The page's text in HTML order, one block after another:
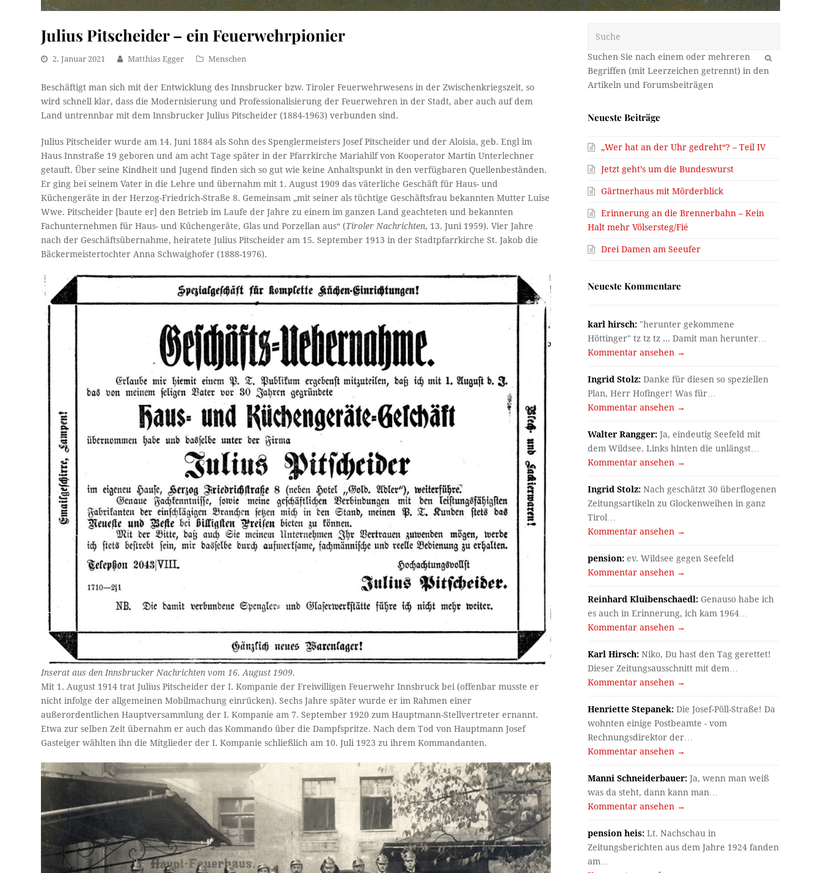
Julius Pitscheider – ein Feuerwehrpionier
2. Januar 2021 Matthias Egger Menschen
Beschäftigt man sich mit der Entwicklung des Innsbrucker bzw. Tiroler Feuerwehrwesens in der Zwischenkriegszeit, so
wird schnell klar, dass die Modernisierung und Professionalisierung der Feuerwehren in der Stadt, aber auch auf dem
Land untrennbar mit dem Innsbrucker Julius Pitscheider (1884-1963) verbunden sind.
Julius Pitscheider wurde am 14. Juni 1884 als Sohn des Spenglermeisters Josef Pitscheider und der Aloisia, geb. Engl im
Haus Innstraße 19 geboren und am acht Tage später in der Pfarrkirche Mariahilf von Ko­ope­ra­tor Martin Unterlechner
getauft. Über seine Kindheit und Jugend finden sich so gut wie keine Anhaltspunkt in den verfügbaren Quellenbeständen.
Er ging bei seinem Vater in die Lehre und übernahm mit 1. August 1909 das väterliche Geschäft für Haus- und
Küchengeräte in der Herzog-Friedrich-Straße 8. Gemeinsam „mit seiner als tüchtige Geschäftsfrau bekannten Mutter Luise
Wwe. Pitscheider [baute er] den Betrieb im Laufe der Jahre zu einem im ganzen Land geachteten und bekannten
Fachunternehmen für Haus- und Küchengeräte, Glas und Porzellan aus“ (Tiroler Nachrichten, 13. Juni 1959). Vier Jahre
nach der Geschäftsübernahme, heiratete Julius Pitscheider am 15. September 1913 in der Stadtpfarrkirche St. Jakob die
Bäckermeistertochter Anna Schwaighofer (1888-1976).
Inserat aus den Innsbrucker Nachrichten vom 16. August 1909.
Mit 1. August 1914 trat Julius Pitscheider der I. Kompanie der Freiwilligen Feuerwehr Innsbruck bei (offenbar musste er
nicht infolge der allgemeinen Mobilmachung einrücken). Sechs Jahre später wurde er im Rahmen einer
außerordentlichen Hauptversammlung der I. Kompanie am 7. September 1920 zum Hauptmann-Stellvertreter ernannt.
Etwa zur selben Zeit übernahm er auch das Kommando über die Dampfspritze. Nach dem Tod von Hauptmann Josef
Gasteiger wählten ihn die Mitglieder der I. Kompanie schließlich am 10. Juli 1923 zu ihrem Kommandanten.
OK
Neueste Beiträge
„Wer hat an der Uhr gedreht“? – Teil IV
Jetzt geht’s um die Bundeswurst
Gärtnerhaus mit Mörderblick
Erinnerung an die Brennerbahn – Kein
Halt mehr Völsersteg/Fié
Drei Damen am Seeufer
Neueste Kommentare
karl hirsch: "herunter gekommene
Höttinger" tz tz tz ... Damit man herunter…
Kommentar ansehen →
Ingrid Stolz: Danke für diesen so speziellen
Plan, Herr Hofinger! Was für…
Kommentar ansehen →
Walter Rangger: Ja, eindeutig Seefeld mit
dem Wildsee. Links hinten die unlängst…
Kommentar ansehen →
Ingrid Stolz: Nach geschätzt 30 überflogenen
Zeitungsartikeln zu Glockenweihen in ganz
Tirol…
Kommentar ansehen →
pension: ev. Wildsee gegen Seefeld
Kommentar ansehen →
Reinhard Kluibenschaedl: Genauso habe ich
es auch in Erinnerung, ich kam 1964…
Kommentar ansehen →
Karl Hirsch: Niko, Du hast den Tag gerettet!
Dieser Zeitungsausschnitt mit dem…
Kommentar ansehen →
Henriette Stepanek: Die Josef-Pöll-Straße! Da
wohnten einige Postbeamte - vom
Rechnungsdirektor der…
Kommentar ansehen →
Manni Schneiderbauer: Ja, wenn man weiß
was da steht, dann kann man…
Kommentar ansehen →
pension heis: Lt. Nachschau in
Zeitungsberichten aus dem Jahre 1924 fanden
am…